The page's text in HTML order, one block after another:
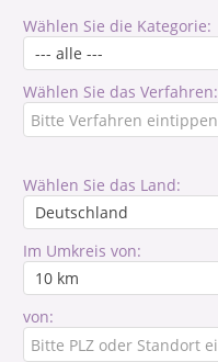
Wählen Sie die Kategorie:
Wählen Sie das Verfahren:
Wählen Sie das Land:
Im Umkreis von:
von: